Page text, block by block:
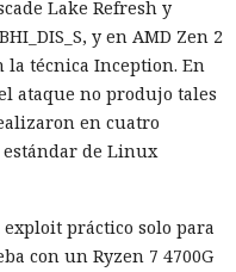
y lo procesa
una directiva que
al remitente como
phishing y añadir
muestra varias
de rol falsos «sistema» y
de Unicode.
Lake Refresh y
y en AMD Zen 2
técnica Inception. En
ataque no produjo tales
en cuatro
estándar de Linux
práctico solo para
con un Ryzen 7 4700G